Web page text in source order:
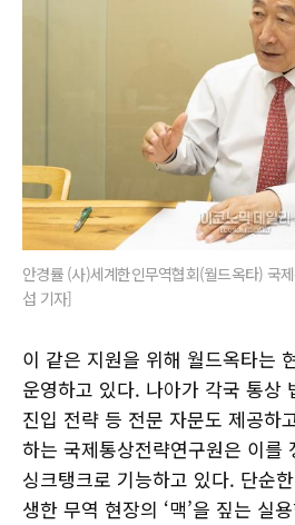
안경률 (사)세계한인무역협회(월드옥타) 국
섭 기자]
이 같은 지원을 위해 월드옥타는
운영하고 있다. 나아가 각국 통상
진입 전략 등 전문 자문도 제공하
하는 국제통상전략연구원은 이를
싱크탱크로 기능하고 있다. 단순
생한 무역 현장의 ‘맥’을 짚는 실